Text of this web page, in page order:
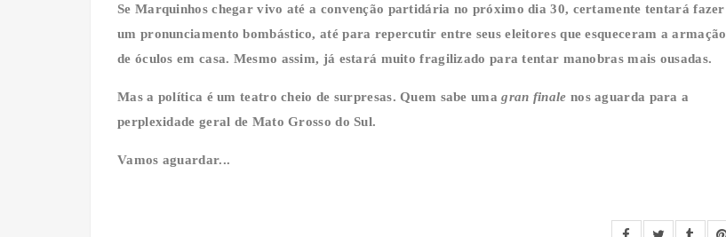
Se Marquinhos chegar vivo até a convenção partidária no próximo dia 30, certamente tentará fazer
um pronunciamento bombástico, até para repercutir entre seus eleitores que esqueceram a armação
de óculos em casa. Mesmo assim, já estará muito fragilizado para tentar manobras mais ousadas.
Mas a política é um teatro cheio de surpresas. Quem sabe umagran finale nos aguarda para a
perplexidade geral de Mato Grosso do Sul.
Vamos aguardar...